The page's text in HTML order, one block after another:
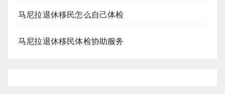
马尼拉退休移民怎么自己体检
马尼拉退休移民体检协助服务